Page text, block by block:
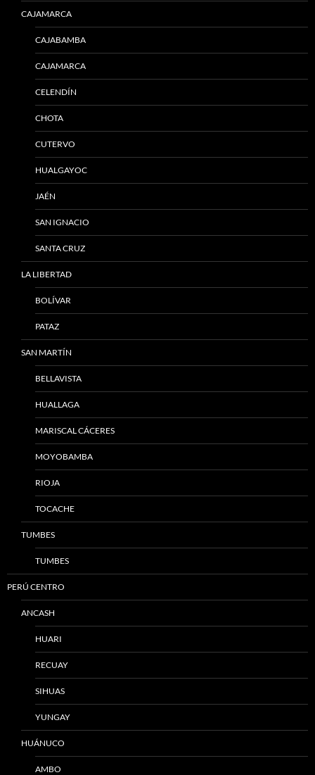
CAJAMARCA
CAJABAMBA
CAJAMARCA
CELENDÍN
CHOTA
CUTERVO
HUALGAYOC
JAÉN
SAN IGNACIO
SANTA CRUZ
LA LIBERTAD
BOLÍVAR
PATAZ
SAN MARTÍN
BELLAVISTA
HUALLAGA
MARISCAL CÁCERES
MOYOBAMBA
RIOJA
TOCACHE
TUMBES
TUMBES
PERÚ CENTRO
ANCASH
HUARI
RECUAY
SIHUAS
YUNGAY
HUÁNUCO
AMBO